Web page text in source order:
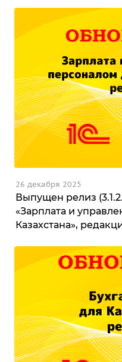
Выпущен релиз
«Зарплата и
Казахстана»,
26 декабря 2025